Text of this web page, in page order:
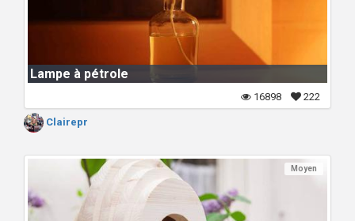
Lampe à pétrole
222
16898
Clairepr
Moyen